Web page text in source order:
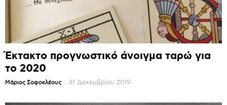
Έκτακτο προγνωστικό άνοιγμα ταρώ για
το 2020
Mάριος Σοφοκλέους - 31 Δεκεμβρίου 2019